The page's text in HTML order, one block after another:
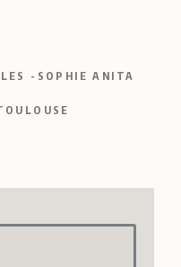
-SOPHIE ANITA